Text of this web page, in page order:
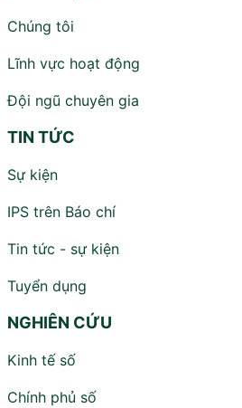
Chúng tôi
Lĩnh vực hoạt động
Đội ngũ chuyên gia
TIN TỨC
Sự kiện
IPS trên Báo chí
Tin tức - sự kiện
Tuyển dụng
NGHIÊN CỨU
Kinh tế số
Chính phủ số